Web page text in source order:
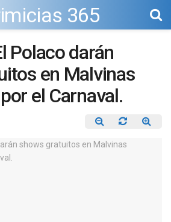
Polaco darán
en Malvinas
el Carnaval.